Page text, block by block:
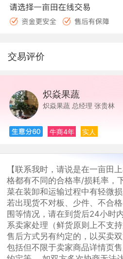
交易评价
炽
炽焱果蔬
炽焱果蔬 总经理 张贵林
牛商4年 实人
【联系我时，请说是在一亩田
格都有不同的合格率/损耗率，
菜在装卸和运输过程中有轻微
若出现货不对板、少件、不合
围等情况，请在到货后24小时
系卖家处理（鲜货原则上不支
售后方式另有约定的，以买卖
包括但不限于卖家商品详情页